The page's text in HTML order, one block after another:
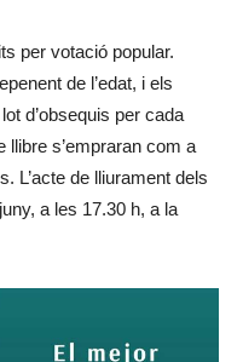
per votació popular.
de l’edat, i els
d’obsequis per cada
llibre s’empraran com a
L’acte de lliurament dels
a les 17.30 h, a la